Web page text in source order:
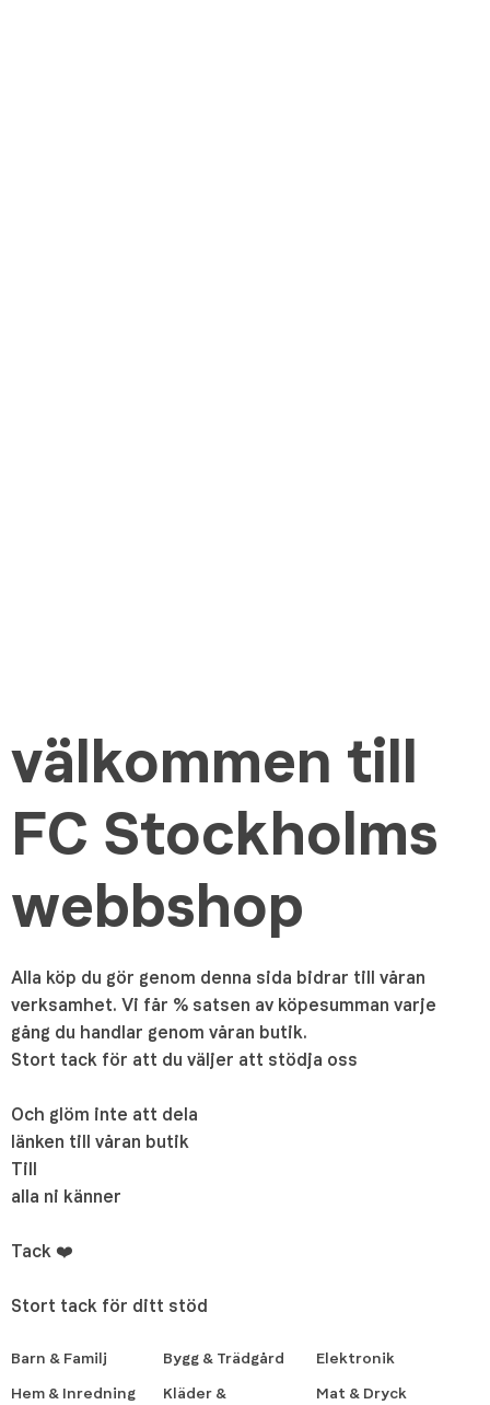
välkommen till
FC Stockholms
webbshop
Alla köp du gör genom denna sida bidrar till våran
verksamhet. Vi får % satsen av köpesumman varje
gång du handlar genom våran butik.
Stort tack för att du väljer att stödja oss
Och glöm inte att dela
länken till våran butik
Till
alla ni känner
Tack ❤️
Stort tack för ditt stöd
Barn & Familj Bygg & Trädgård
Elektronik
Hem & Inredning
Kläder &
Mat & Dryck